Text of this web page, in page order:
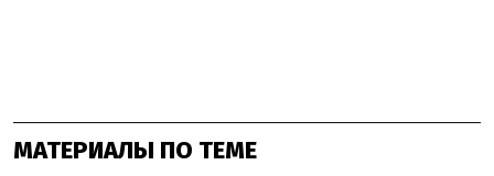
МАТЕРИАЛЫ ПО ТЕМЕ